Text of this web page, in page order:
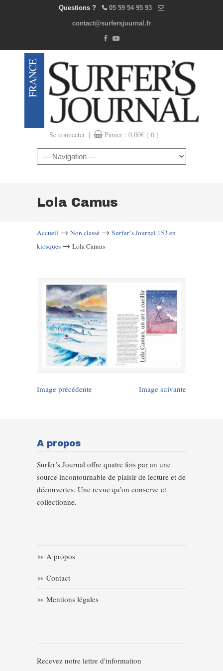
Questions ? 05 59 54 95 93
contact@surfersjournal.fr
Se connecter | Panier : 0,00€ ( 0 )
Navigation
Lola Camus
Accueil → Non classé → Surfer’s Journal 153 en
kiosques → Lola Camus
Image précédente Image suivante
A propos
Surfer’s Journal offre quatre fois par an une
source incontournable de plaisir de lecture et de
découvertes. Une revue qu’on conserve et
collectionne.
A propos
Contact
Mentions légales
Recevez notre lettre d'information